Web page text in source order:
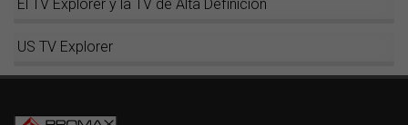
El TV Explorer y la TV de Alta Definición
US TV Explorer